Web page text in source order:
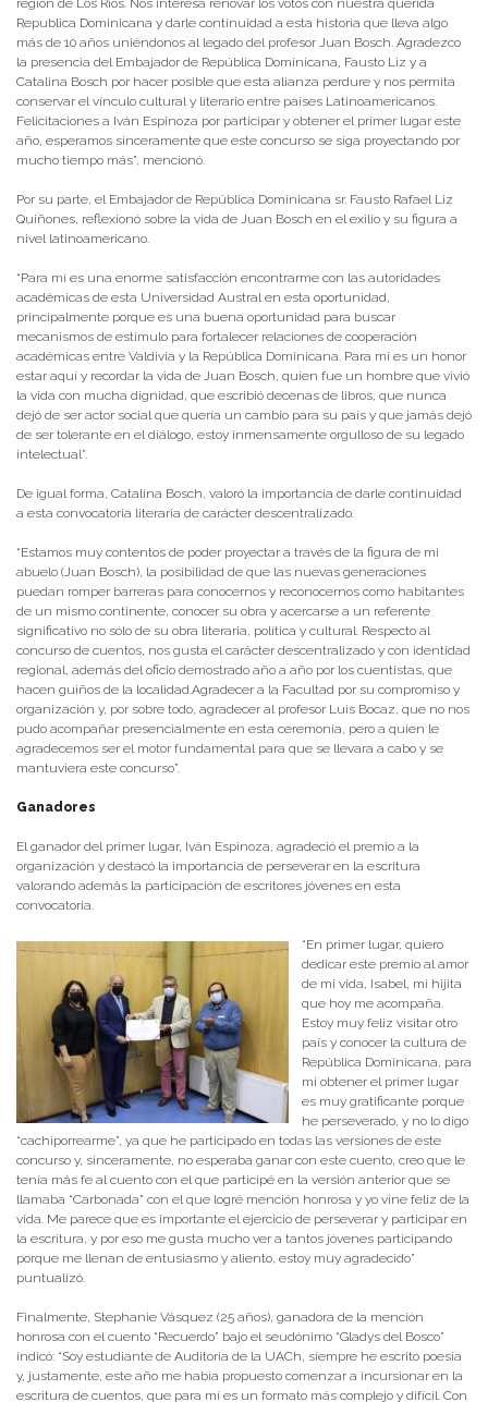
región de Los Ríos. Nos interesa renovar los votos con nuestra querida
Republica Dominicana y darle continuidad a esta historia que lleva algo
más de 10 años uniéndonos al legado del profesor Juan Bosch. Agradezco
la presencia del Embajador de República Dominicana, Fausto Liz y a
Catalina Bosch por hacer posible que esta alianza perdure y nos permita
conservar el vínculo cultural y literario entre países Latinoamericanos.
Felicitaciones a Iván Espinoza por participar y obtener el primer lugar este
año, esperamos sinceramente que este concurso se siga proyectando por
mucho tiempo más”, mencionó.
Por su parte, el Embajador de República Dominicana sr. Fausto Rafael Liz
Quiñones, reflexionó sobre la vida de Juan Bosch en el exilio y su figura a
nivel latinoamericano.
“Para mí es una enorme satisfacción encontrarme con las autoridades
académicas de esta Universidad Austral en esta oportunidad,
principalmente porque es una buena oportunidad para buscar
mecanismos de estímulo para fortalecer relaciones de cooperación
académicas entre Valdivia y la República Dominicana. Para mí es un honor
estar aquí y recordar la vida de Juan Bosch, quien fue un hombre que vivió
la vida con mucha dignidad, que escribió decenas de libros, que nunca
dejó de ser actor social que quería un cambio para su país y que jamás dejó
de ser tolerante en el diálogo, estoy inmensamente orgulloso de su legado
intelectual”.
De igual forma, Catalina Bosch, valoró la importancia de darle continuidad
a esta convocatoria literaria de carácter descentralizado.
“Estamos muy contentos de poder proyectar a través de la figura de mi
abuelo (Juan Bosch), la posibilidad de que las nuevas generaciones
puedan romper barreras para conocernos y reconocernos como habitantes
de un mismo continente, conocer su obra y acercarse a un referente
significativo no sólo de su obra literaria, política y cultural. Respecto al
concurso de cuentos, nos gusta el carácter descentralizado y con identidad
regional, además del oficio demostrado año a año por los cuentistas, que
hacen guiños de la localidad.Agradecer a la Facultad por su compromiso y
organización y, por sobre todo, agradecer al profesor Luis Bocaz, que no nos
pudo acompañar presencialmente en esta ceremonia, pero a quien le
agradecemos ser el motor fundamental para que se llevara a cabo y se
mantuviera este concurso”.
Ganadores
El ganador del primer lugar, Iván Espinoza, agradeció el premio a la
organización y destacó la importancia de perseverar en la escritura
valorando además la participación de escritores jóvenes en esta
convocatoria.
“En primer lugar, quiero
dedicar este premio al amor
de mi vida, Isabel, mi hijita
que hoy me acompaña.
Estoy muy feliz visitar otro
país y conocer la cultura de
República Dominicana, para
mi obtener el primer lugar
es muy gratificante porque
he perseverado, y no lo digo
“cachiporrearme”, ya que he participado en todas las versiones de este
concurso y, sinceramente, no esperaba ganar con este cuento, creo que le
tenía más fe al cuento con el que participé en la versión anterior que se
llamaba “Carbonada” con el que logré mención honrosa y yo vine feliz de la
vida. Me parece que es importante el ejercicio de perseverar y participar en
la escritura, y por eso me gusta mucho ver a tantos jóvenes participando
porque me llenan de entusiasmo y aliento, estoy muy agradecido”
puntualizó.
Finalmente, Stephanie Vásquez (25 años), ganadora de la mención
honrosa con el cuento “Recuerdo” bajo el seudónimo “Gladys del Bosco”
indicó: “Soy estudiante de Auditoria de la UACh, siempre he escrito poesía
y, justamente, este año me había propuesto comenzar a incursionar en la
escritura de cuentos, que para mí es un formato más complejo y difícil. Con